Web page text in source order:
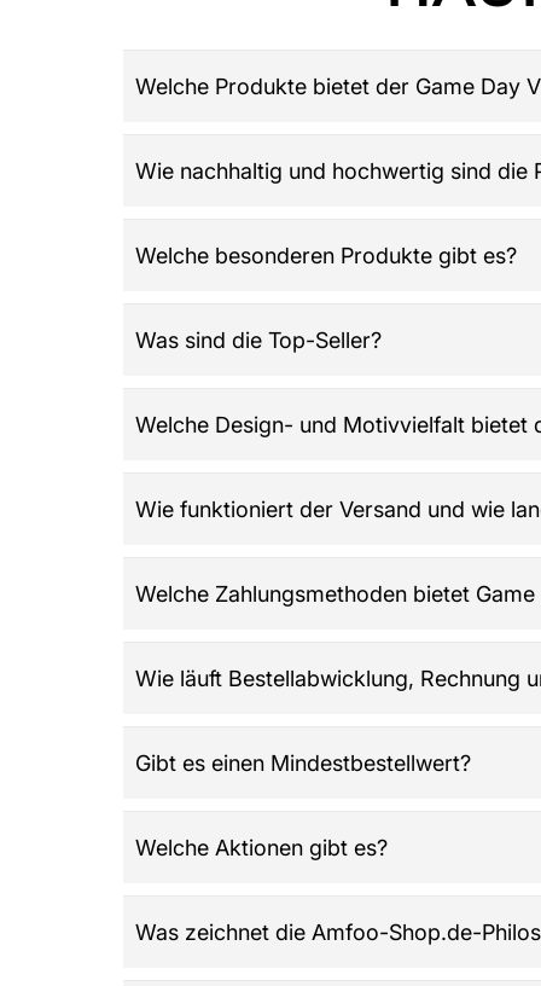
Welche Produkte bietet der Game Day
Damen, Herren und Kinder, Retro-Trikots,
Wie nachhaltig und hochwertig sind die
wird und die Werte der Community
Welche besonderen Produkte gibt es?
Wissen testen möchten. Dazu kommen
Was sind die Top-Seller?
Grillschürzen, Fußmatten, Handyhüllen, Flag
Welche Design- und Motivvielfalt bietet
Fantasy-Designs, Motive zur Motivation für
Wie funktioniert der Versand und wie
DPD, GLS, Deutsche Post, Asendia,
Welche Zahlungsmethoden bietet
Zahlungsinformationen werden verschlüsselt
Wie läuft Bestellabwicklung, Rechnung
Gibt es einen Mindestbestellwert?
Welche Aktionen gibt es?
ohne Mindestbestellwert.​
Was zeichnet die Amfoo-Shop.de-